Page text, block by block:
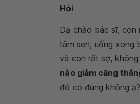
Hỏi
Dạ chào bác sĩ, con
tâm sen, uống xong
và con rất sợ,
nào giảm căng
đó có đúng không ạ?